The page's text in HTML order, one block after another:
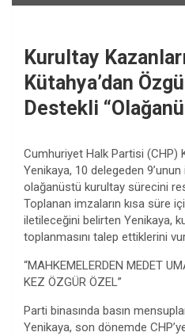
Kurultay
Kütahya’dan
Destekli
Cumhuriyet Halk Partisi (CHP)
Yenikaya, 10 delegeden 9’unun
olağanüstü kurultay sürecini
Toplanan imzaların kısa süre
iletileceğini belirten Yenikaya,
toplanmasını talep ettiklerini
“MAHKEMELERDEN MEDET
KEZ ÖZGÜR ÖZEL”
Parti binasında basın
Yenikaya, son dönemde